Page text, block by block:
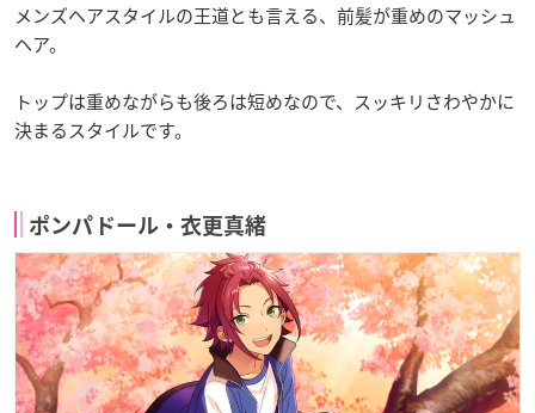
メンズヘアスタイルの王道とも言える、前髪が重めのマッシュ
ヘア。
トップは重めながらも後ろは短めなので、スッキリさわやかに
決まるスタイルです。
ポンパドール・衣更真緒